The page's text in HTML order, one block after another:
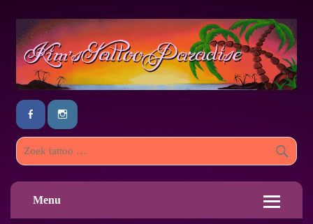
Menu